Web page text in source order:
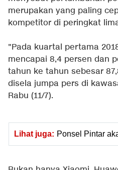
merupakan yang paling
kompetitor di peringkat
"Pada kuartal pertama
mencapai 8,4 persen dan
tahun ke tahun sebesar
disela jumpa pers di
Rabu (11/7).
Lihat juga: Ponsel Pintar